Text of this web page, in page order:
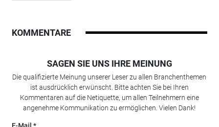
KOMMENTARE
SAGEN SIE UNS IHRE MEINUNG
Die qualifizierte Meinung unserer Leser zu allen Branchenthemen
ist ausdrücklich erwünscht. Bitte achten Sie bei Ihren
Kommentaren auf die Netiquette, um allen Teilnehmern eine
angenehme Kommunikation zu ermöglichen. Vielen Dank!